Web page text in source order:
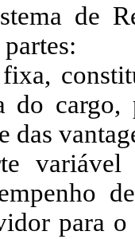
de
do
das
variável
para